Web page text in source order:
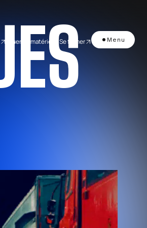
Louer du matériel Se former Menu